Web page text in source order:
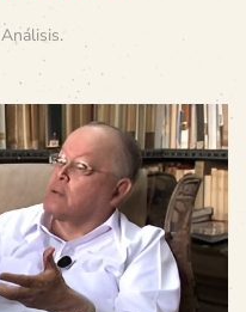
Análisis.